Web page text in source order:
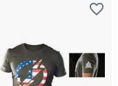
favorite_border